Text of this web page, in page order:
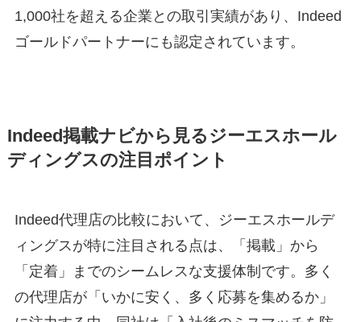
1,000社を超える企業との取引実績があり、Indeed
ゴールドパートナーにも認定されています。
Indeed掲載ナビから見るジーエスホール
ディングスの注目ポイント
Indeed代理店の比較において、ジーエスホールデ
ィングスが特に注目される点は、「掲載」から
「定着」までのシームレスな支援体制です。多く
の代理店が「いかに安く、多く応募を集めるか」